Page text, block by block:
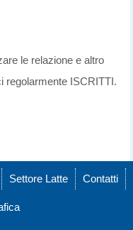
le relazione e altro
regolarmente ISCRITTI.
Settore Latte Contatti